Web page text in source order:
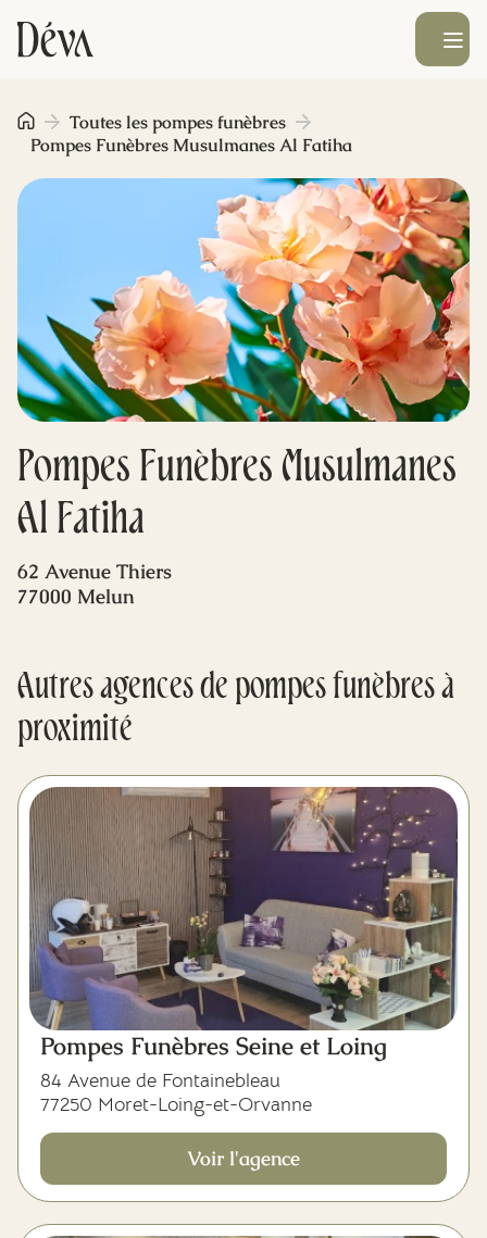
Obsèques
Prévoyance
Monument funéraire
Livraison de fleurs
Blog
Ouvrir le
Pompes Funèbres Musulmanes
Al Fatiha
Toutes les pompes funèbres
Pompes Funèbres Musulmanes Al Fatiha
62 Avenue Thiers
77000 Melun
Autres agences de pompes funèbres à
proximité
Pompes Funèbres Seine et Loing
84 Avenue de Fontainebleau
77250 Moret-Loing-et-Orvanne
Voir l'agence